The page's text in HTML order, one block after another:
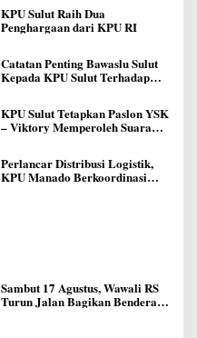
KPU Sulut Raih Dua
Penghargaan dari KPU RI
Catatan Penting Bawaslu Sulut
Kepada KPU Sulut Terhadap
KPU Sulut Tetapkan Paslon YSK
– Viktory Memperoleh Suara
Perlancar Distribusi Logistik,
KPU Manado Berkoordinasi
Sambut 17 Agustus, Wawali RS
Turun Jalan Bagikan Bendera